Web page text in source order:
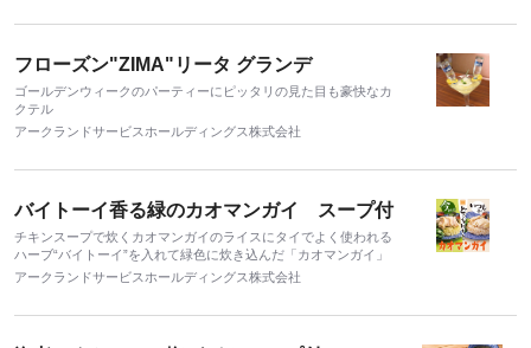
フローズン"ZIMA"リータ グランデ
ゴールデンウィークのパーティーにピッタリの見た目も豪快なカ
クテル
アークランドサービスホールディングス株式会社
バイトーイ香る緑のカオマンガイ スープ付
チキンスープで炊くカオマンガイのライスにタイでよく使われる
ハーブ“バイトーイ”を入れて緑色に炊き込んだ「カオマンガイ」
アークランドサービスホールディングス株式会社